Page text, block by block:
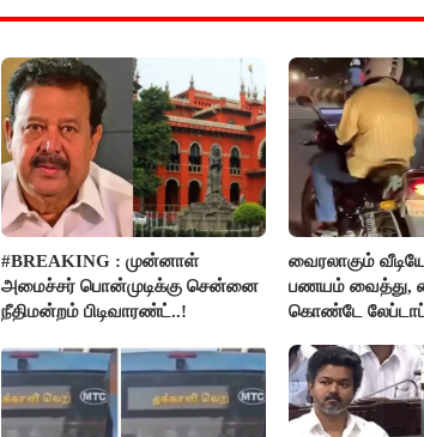
#BREAKING : முன்னாள்
அமைச்சர் பொன்முடிக்கு சென்னை
நீதிமன்றம் பிடிவாரண்ட்..!
வைரலாகும்
பணயம் வைத்து,
கொண்டே